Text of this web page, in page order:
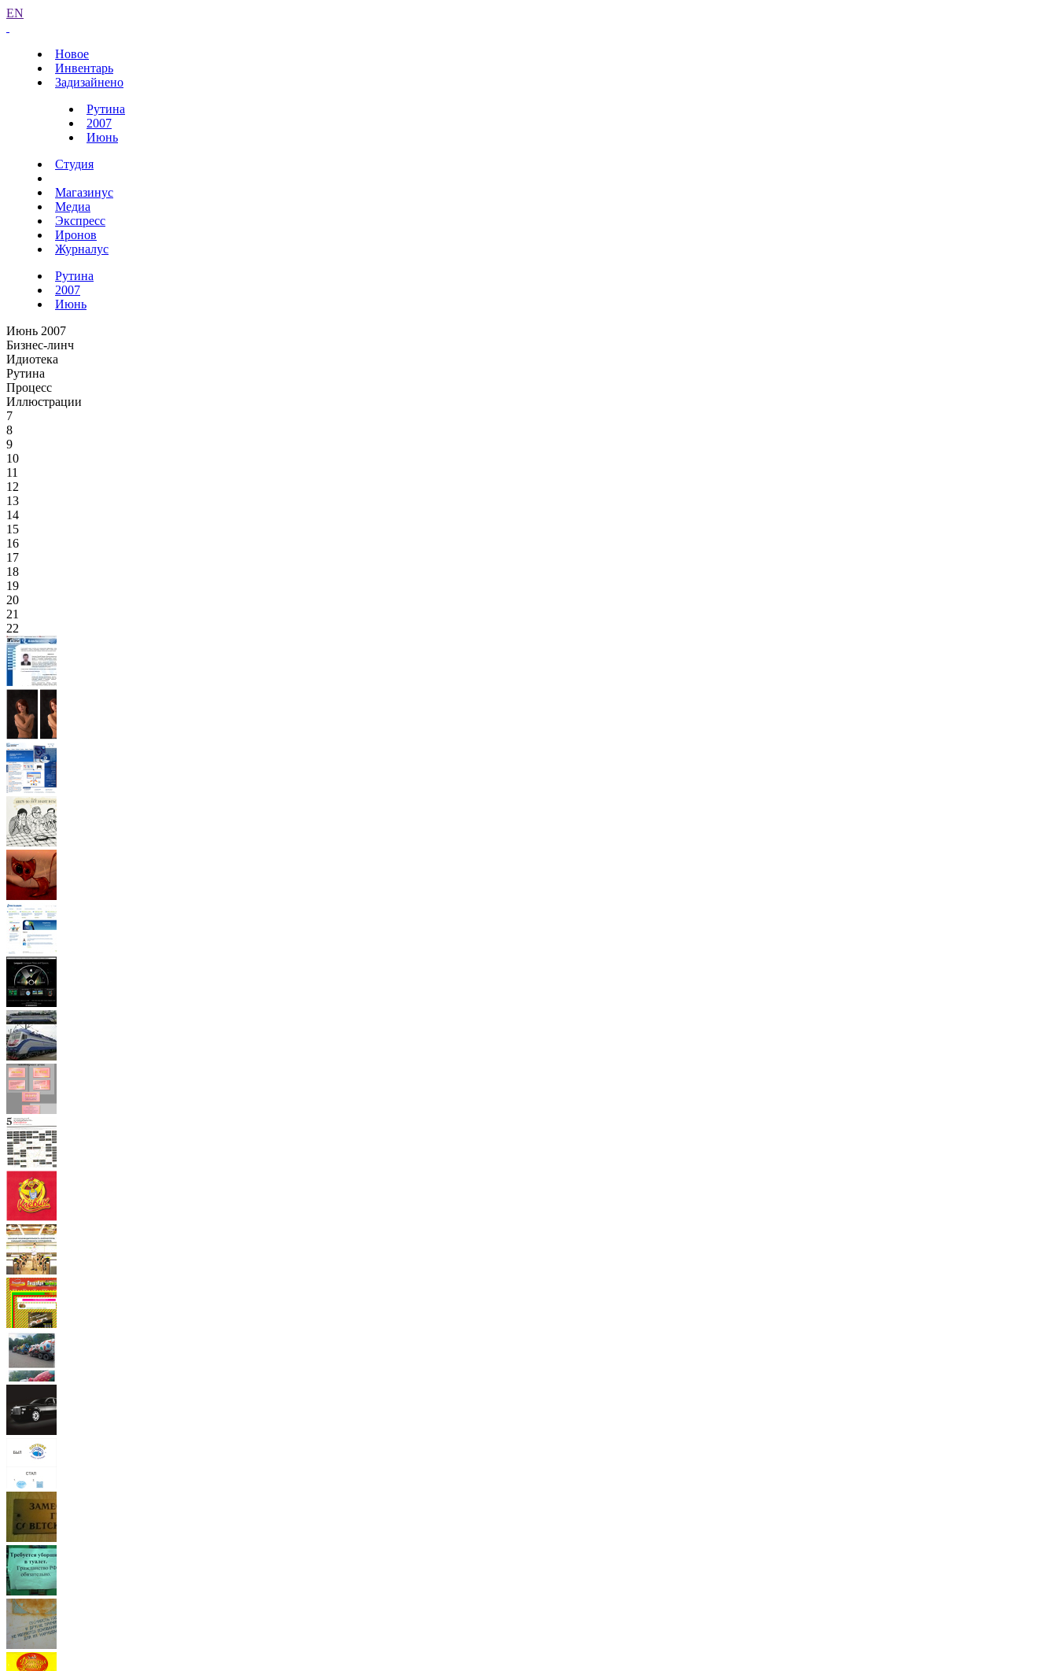
EN
Новое
Инвентарь
Задизайнено
Рутина
2007
Июнь
Студия
Магазинус
Медиа
Экспресс
Иронов
Журналус
Рутина
2007
Июнь
Июнь 2007
Бизнес-линч
Идиотека
Рутина
Процесс
Иллюстрации
7
8
9
10
11
12
13
14
15
16
17
18
19
20
21
22